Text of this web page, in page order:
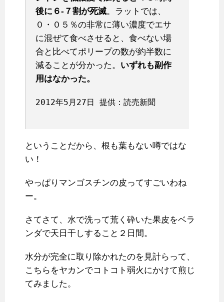
後に６-７割が死滅。ラットでは、
０・０５％の非常に薄い濃度でエサ
に混ぜて食べさせると、食べない場
合と比べてポリープの数が約半数に
減ることが分かった。 いずれも副作
用はなかった。
2012年5月27日 提供：読売新聞
ということだから、根も葉もない噂ではな
い！
やっぱりマンゴスチンの皮ってすごいわね
ー。
さてさて、水で洗って荒く砕いた果皮をベラ
ンダで天日干しすること２日間。
水分が完全に取り除かれたのを見計らって、
こちらをヤカンでコトコト弱火にかけて煎じ
てみました。